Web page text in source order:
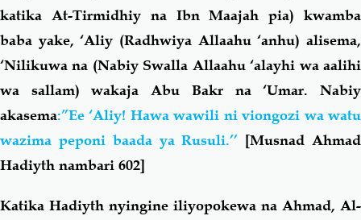
katika At-Tirmidhiy na Ibn Maajah pia) kwamba
baba yake, ‘Aliy (Radhwiya Allaahu ‘anhu) alisema,
‘Nilikuwa na (Nabiy Swalla Allaahu ‘alayhi wa aalihi
wa sallam)
wakaja Abu Bakr na ‘Umar. Nabiy
akasema:”Ee ‘Aliy! Hawa wawili ni viongozi wa watu
wazima peponi baada ya Rusuli.’’ [Musnad Ahmad
Hadiyth nambari 602]
Katika Hadiyth nyingine iliyopokewa na Ahmad, Al-